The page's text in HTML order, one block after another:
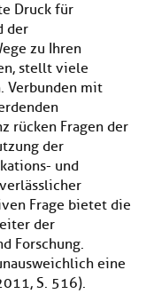
Druck für
der
zu Ihren
stellt viele
Verbunden mit
rücken Fragen der
der
und
Frage bietet die
der
Forschung.
eine
S. 516).